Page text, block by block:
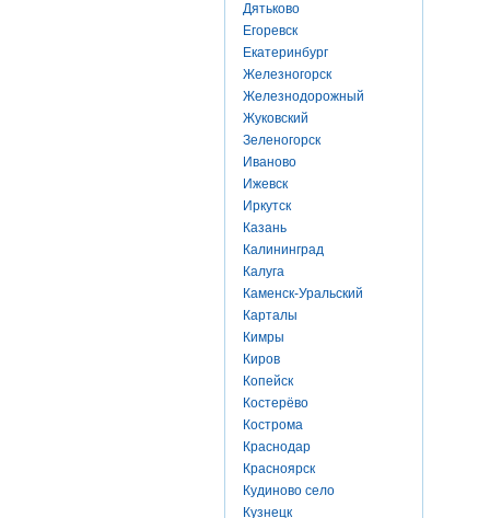
Дятьково
Егоревск
Екатеринбург
Железногорск
Железнодорожный
Жуковский
Зеленогорск
Иваново
Ижевск
Иркутск
Казань
Калининград
Калуга
Каменск-Уральский
Карталы
Кимры
Киров
Копейск
Костерёво
Кострома
Краснодар
Красноярск
Кудиново село
Кузнецк